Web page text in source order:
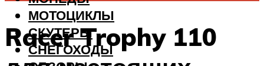
МОТОЦИКЛЫ
СКУТЕРЫ
СНЕГОХОДЫ
Racer Trophy 110